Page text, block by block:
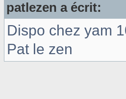
patlezen a écrit:
Dispo chez yam
Pat le zen